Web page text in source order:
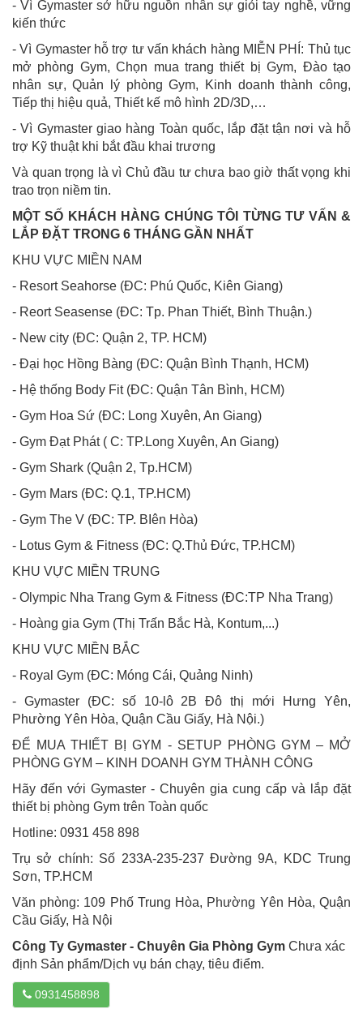
- Vì Gymaster sở hữu nguồn nhân sự giỏi tay nghề, vững
kiến thức
- Vì Gymaster hỗ trợ tư vấn khách hàng MIỄN PHÍ: Thủ tục
mở phòng Gym, Chọn mua trang thiết bị Gym, Đào tạo
nhân sự, Quản lý phòng Gym, Kinh doanh thành công,
Tiếp thị hiệu quả, Thiết kế mô hình 2D/3D,…
- Vì Gymaster giao hàng Toàn quốc, lắp đặt tận nơi và hỗ
trợ Kỹ thuật khi bắt đầu khai trương
Và quan trọng là vì Chủ đầu tư chưa bao giờ thất vọng khi
trao trọn niềm tin.
MỘT SỐ KHÁCH HÀNG CHÚNG TÔI TỪNG TƯ VẤN &
LẮP ĐẶT TRONG 6 THÁNG GẦN NHẤT
KHU VỰC MIỀN NAM
- Resort Seahorse (ĐC: Phú Quốc, Kiên Giang)
- Reort Seasense (ĐC: Tp. Phan Thiết, Bình Thuận.)
- New city (ĐC: Quận 2, TP. HCM)
- Đại học Hồng Bàng (ĐC: Quận Bình Thạnh, HCM)
- Hệ thống Body Fit (ĐC: Quận Tân Bình, HCM)
- Gym Hoa Sứ (ĐC: Long Xuyên, An Giang)
- Gym Đạt Phát ( C: TP.Long Xuyên, An Giang)
- Gym Shark (Quận 2, Tp.HCM)
- Gym Mars (ĐC: Q.1, TP.HCM)
- Gym The V (ĐC: TP. BIên Hòa)
- Lotus Gym & Fitness (ĐC: Q.Thủ Đức, TP.HCM)
KHU VỰC MIỀN TRUNG
- Olympic Nha Trang Gym & Fitness (ĐC:TP Nha Trang)
- Hoàng gia Gym (Thị Trấn Bắc Hà, Kontum,...)
KHU VỰC MIỀN BẮC
- Royal Gym (ĐC: Móng Cái, Quảng Ninh)
- Gymaster (ĐC: số 10-lô 2B Đô thị mới Hưng Yên,
Phường Yên Hòa, Quận Cầu Giấy, Hà Nội.)
ĐỂ MUA THIẾT BỊ GYM - SETUP PHÒNG GYM – MỞ
PHÒNG GYM – KINH DOANH GYM THÀNH CÔNG
Hãy đến với Gymaster - Chuyên gia cung cấp và lắp đặt
thiết bị phòng Gym trên Toàn quốc
Hotline: 0931 458 898
Trụ sở chính: Số 233A-235-237 Đường 9A, KDC Trung
Sơn, TP.HCM
Văn phòng: 109 Phố Trung Hòa, Phường Yên Hòa, Quận
Cầu Giấy, Hà Nội
Công Ty Gymaster - Chuyên Gia Phòng Gym Chưa xác
định Sản phẩm/Dịch vụ bán chạy, tiêu điểm.
0931458898